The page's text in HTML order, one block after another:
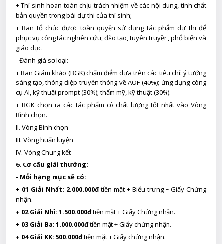
+ Thí sinh hoàn toàn chịu trách nhiệm về các nội dung, tính chất
bản quyền trong bài dự thi của thí sinh;
+ Ban tổ chức được toàn quyền sử dụng tác phẩm dự thi để
phục vụ công tác nghiên cứu, đào tạo, tuyên truyền, phổ biến và
giáo dục.
- Đánh giá sơ loại:
+ Ban Giám khảo (BGK) chấm điểm dựa trên các tiêu chí: ý tưởng
sáng tạo, thông điệp truyền thông về AOF (40%); ứng dụng công
cụ AI, kỹ thuật prompt (30%); thẩm mỹ, kỹ thuật (30%).
+ BGK chọn ra các tác phẩm có chất lượng tốt nhất vào Vòng
Bình chọn.
II. Vòng Bình chọn
III. Vòng huấn luyện
IV. Vòng Chung kết
6. Cơ cấu giải thưởng:
- Mỗi hạng mục sẽ có:
+ 01 Giải Nhất: 2.000.000đtiền mặt + Biểu trưng + Giấy Chứng
nhận.
+ 02 Giải Nhì: 1.500.000đtiền mặt + Giấy Chứng nhận.
+ 03 Giải Ba: 1.000.000đtiền mặt + Giấy chứng nhận.
+ 04 Giải KK: 500.000đtiền mặt + Giấy chứng nhận.